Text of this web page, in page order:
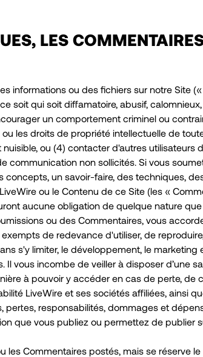
LES
informations ou des fichiers sur notre Site
soit qui soit diffamatoire, abusif,
un comportement criminel ou
les droits de propriété intellectuelle de
ou (4) contacter d'autres utilisateurs
communication non sollicités. Si vous
un savoir-faire, des techniques,
ou le Contenu de ce Site (les «
aucune obligation de quelque nature
ou des Commentaires, vous
de redevance d'utiliser, de
s'y limiter, le développement, le
vous incombe de veiller à disposer d’une
à pouvoir y accéder en cas de perte, de
LiveWire et ses sociétés affiliées, ainsi
responsabilités, dommages et
que vous publiez ou permettez de publier
les Commentaires postés, mais se réserve